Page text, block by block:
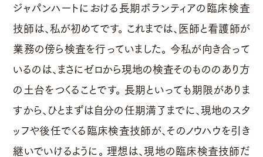
ジャパンハートにおける長期ボランティアの臨床検査
技師は、私が初めてです。 これまでは、医師と看護師が
業務の傍ら検査を行っていました。 今私が向き合って
いるのは、まさにゼロから現地の検査そのもののあり方
の土台をつくることです。 長期といっても期限がありま
すから、ひとまずは自分の任期満了までに、現地のスタ
ッフや後任でくる臨床検査技師が、そのノウハウを引き
継いでいけるように。 理想は、現地の臨床検査技師だ